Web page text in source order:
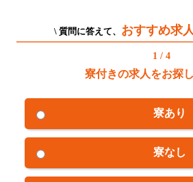
\ 質問に答えて、 おすすめ求
1 / 4
寮付きの求人をお探
寮あり
寮なし